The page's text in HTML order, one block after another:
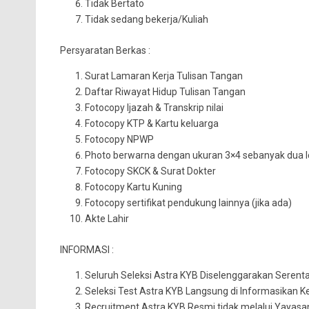
Tidak Bertato
Tidak sedang bekerja/Kuliah
Persyaratan Berkas :
Surat Lamaran Kerja Tulisan Tangan
Daftar Riwayat Hidup Tulisan Tangan
Fotocopy Ijazah & Transkrip nilai
Fotocopy KTP & Kartu keluarga
Fotocopy NPWP
Photo berwarna dengan ukuran 3×4 sebanyak dua
Fotocopy SKCK & Surat Dokter
Fotocopy Kartu Kuning
Fotocopy sertifikat pendukung lainnya (jika ada)
Akte Lahir
INFORMASI :
Seluruh Seleksi Astra KYB Diselenggarakan
Seleksi Test Astra KYB Langsung di Informasikan